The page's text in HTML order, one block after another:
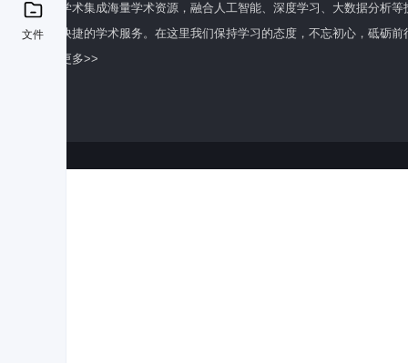
文件
百度学术集成海量学术资源，融合人工智能、深度学习、大数据分析
全面快捷的学术服务。在这里我们保持学习的态度，不忘初心，砥砺前
了解更多>>